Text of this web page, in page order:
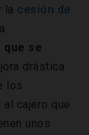
la cesión de
se
drástica
los
cajero que
unos